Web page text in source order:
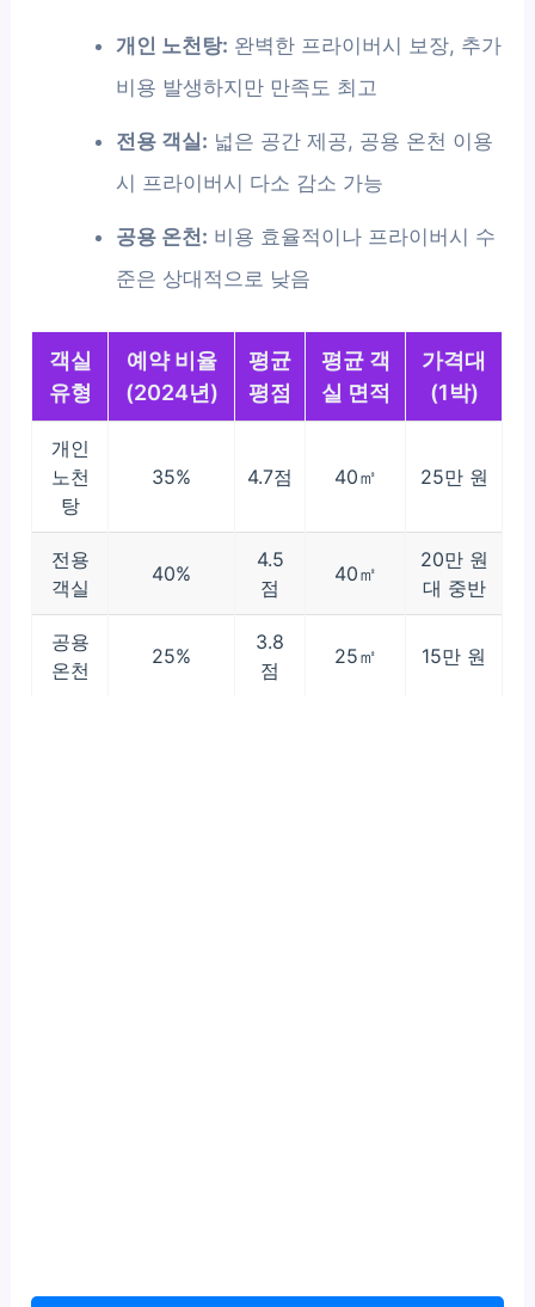
개인 노천탕: 완벽한 프라이버시 보장, 추가
비용 발생하지만 만족도 최고
전용 객실: 넓은 공간 제공, 공용 온천 이용
시 프라이버시 다소 감소 가능
공용 온천: 비용 효율적이나 프라이버시 수
준은 상대적으로 낮음
객실
유형
예약 비율
(2024년)
평균
평점
평균 객
실 면적
가격대
(1박)
개인
노천
탕
35% 4.7점 40㎡ 25만 원
전용
객실
40%
4.5
점
40㎡
20만 원
대 중반
공용
온천
25%
3.8
점
25㎡ 15만 원